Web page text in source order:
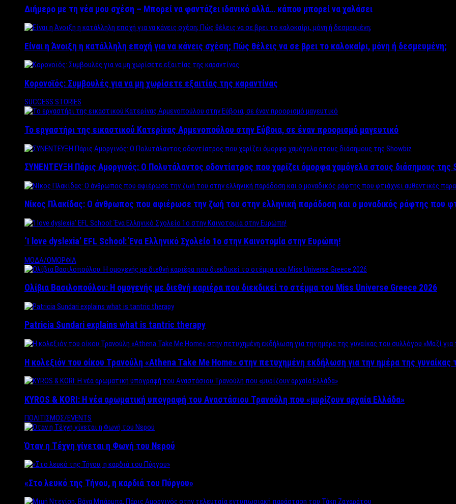
Διήμερο με τη νέα μου σχέση – Μπορεί να φαντάζει ιδανικό αλλά… κάπου μπορεί να χαλάσει
Είναι η Άνοιξη η κατάλληλη εποχή για να κάνεις σχέση; Πώς θέλεις να σε βρει το καλοκαίρι, μόνη ή δεσμευμένη;
Κορονοϊός: Συμβουλές για να μη χωρίσετε εξαιτίας της καραντίνας
SUCCESS STORIES
Το εργαστήρι της εικαστικού Κατερίνας Αρμενοπούλου στην Εύβοια, σε έναν προορισμό μαγευτικό
ΣΥΝΕΝΤΕΥΞΗ Πάρις Αμοργινός: O Πολυτάλαντος οδοντίατρος που χαρίζει όμορφα χαμόγελα στους διάσημους της
Νίκος Πλακίδας: O άνθρωπος που αφιέρωσε την ζωή του στην ελληνική παράδοση και ο μοναδικός ράφτης που
‘Ι love dyslexia’ EFL School: Ένα Ελληνικό Σχολείo 1ο στην Καινοτομία στην Ευρώπη!
ΜΟΔΑ/ΟΜΟΡΦΙΑ
Ολίβια Βασιλοπούλου: Η ομογενής με διεθνή καριέρα που διεκδικεί το στέμμα του Miss Universe Greece 2026
Patricia Sundari explains what is tantric therapy
Η κολεξιόν του οίκου Τρανούλη «Athena Take Me Home» στην πετυχημένη εκδήλωση για την ημέρα της γυναίκας
KYROS & KORI: Η νέα αρωματική υπογραφή του Αναστάσιου Τρανούλη που «μυρίζουν αρχαία Ελλάδα»
ΠΟΛΙΤΙΣΜΟΣ/EVENTS
Όταν η Τέχνη γίνεται η Φωνή του Νερού
«Στο λευκό της Τήνου, η καρδιά του Πύργου»